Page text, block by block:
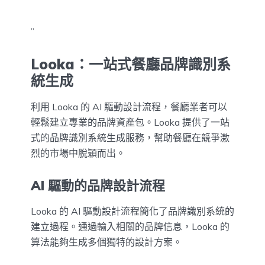
”
Looka：一站式餐廳品牌識別系
統生成
利用 Looka 的 AI 驅動設計流程，餐廳業者可以
輕鬆建立專業的品牌資產包。Looka 提供了一站
式的品牌識別系統生成服務，幫助餐廳在競爭激
烈的市場中脫穎而出。
AI 驅動的品牌設計流程
Looka 的 AI 驅動設計流程簡化了品牌識別系統的
建立過程。通過輸入相關的品牌信息，Looka 的
算法能夠生成多個獨特的設計方案。